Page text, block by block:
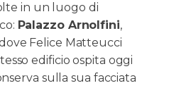
in un luogo di
Palazzo Arnolfini,
Felice Matteucci
edificio ospita oggi
sulla sua facciata